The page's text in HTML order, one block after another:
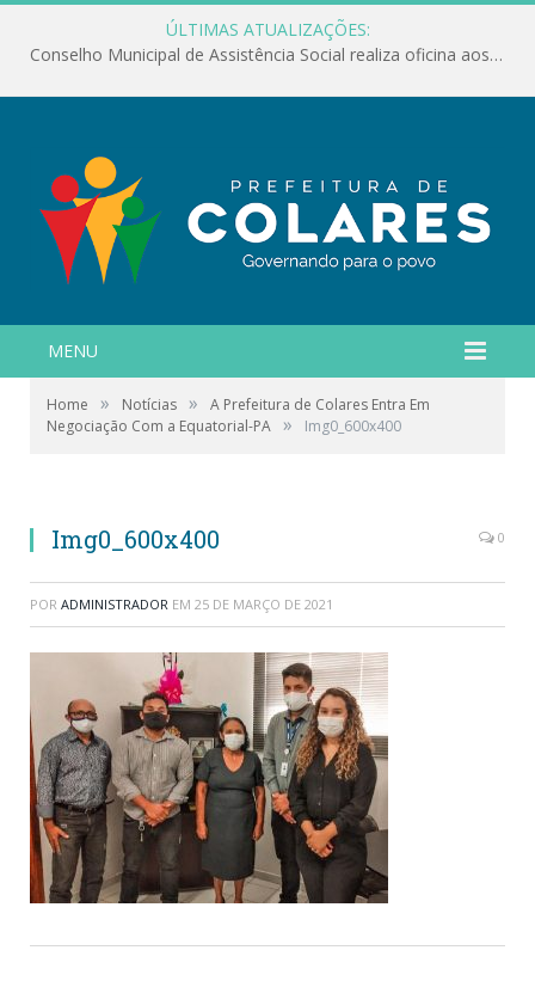
ÚLTIMAS ATUALIZAÇÕES:
Conselho Municipal de Assistência Social realiza oficina aos servidores
MENU
Home » Notícias »
A Prefeitura de Colares Entra Em
Negociação Com a Equatorial-PA » Img0_600x400
Img0_600x400 0
POR ADMINISTRADOR EM 25 DE MARÇO DE 2021